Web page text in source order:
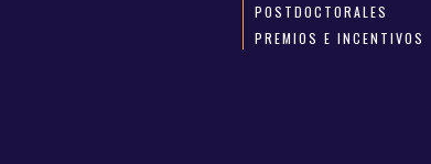
POSTDOCTORALES
PREMIOS E INCENTIVOS